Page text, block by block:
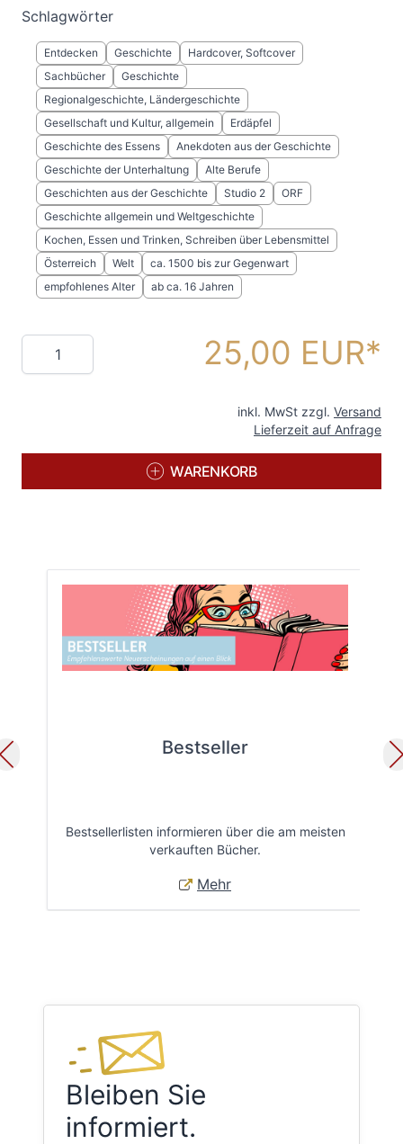
Schlagwörter
Entdecken Geschichte
Hardcover, Softcover
Sachbücher
Geschichte
Regionalgeschichte, Ländergeschichte
Gesellschaft und Kultur, allgemein
Erdäpfel
Geschichte des Essens
Anekdoten aus der Geschichte
Geschichte der Unterhaltung
Alte Berufe
Geschichten aus der Geschichte
Studio 2
ORF
Geschichte allgemein und Weltgeschichte
Kochen, Essen und Trinken, Schreiben über Lebensmittel
Österreich
Welt
ca. 1500 bis zur Gegenwart
empfohlenes Alter
ab ca. 16 Jahren
Menge 25,00 EUR
inkl. MwSt zzgl. Versand
Lieferzeit auf Anfrage
WARENKORB
Bestseller
Bestsellerlisten informieren über die am meisten
verkauften Bücher.
Mehr
Bleiben Sie
informiert.